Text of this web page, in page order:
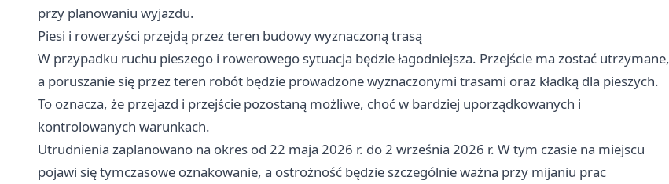
przy planowaniu wyjazdu.
Piesi i rowerzyści przejdą przez teren budowy wyznaczoną trasą
W przypadku ruchu pieszego i rowerowego sytuacja będzie łagodniejsza. Przejście ma zostać utrzymane,
a poruszanie się przez teren robót będzie prowadzone wyznaczonymi trasami oraz kładką dla pieszych.
To oznacza, że przejazd i przejście pozostaną możliwe, choć w bardziej uporządkowanych i
kontrolowanych warunkach.
Utrudnienia zaplanowano na okres od 22 maja 2026 r. do 2 września 2026 r. W tym czasie na miejscu
pojawi się tymczasowe oznakowanie, a ostrożność będzie szczególnie ważna przy mijaniu prac